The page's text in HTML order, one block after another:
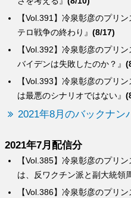
【Vol.393】冷泉彰彦のプリ
は最悪のシナリオではない』
【Vol.392】冷泉彰彦のプリ
バイデンは失敗したのか？』
【Vol.391】冷泉彰彦のプリ
テロ戦争の終わり』(8/17)
2021年8月のバックナン
2021年7月配信分
【Vol.386】冷泉彰彦のプリ
【Vol.385】冷泉彰彦のプリ
は、反ワクチン派と副大統領